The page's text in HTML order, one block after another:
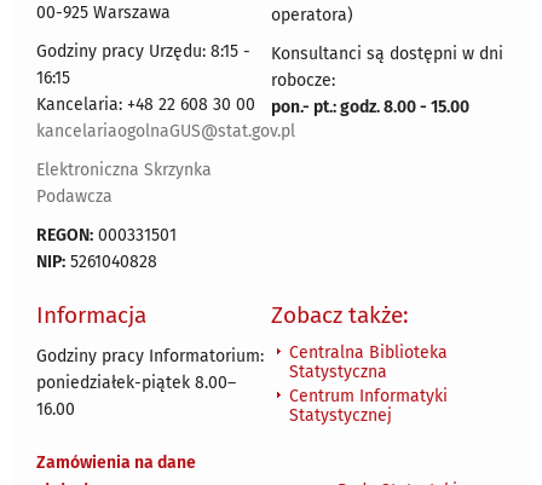
00-925 Warszawa
Godziny pracy Urzędu: 8:15 -
16:15
Kancelaria: +48 22 608 30 00
kancelariaogolnaGUS@stat.gov.pl
Elektroniczna Skrzynka
Podawcza
REGON: 000331501
NIP: 5261040828
operatora)
Konsultanci są dostępni w dni
robocze:
pon.- pt.: godz. 8.00 - 15.00
Informacja
Godziny pracy Informatorium:
poniedziałek-piątek 8.00–
16.00
Zamówienia na dane
Zobacz także:
Centralna Biblioteka
Statystyczna
Centrum Informatyki
Statystycznej